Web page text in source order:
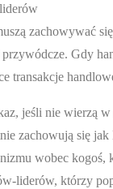
zachowywać
Gdy
transakcje
jeśli nie wierzą w
zachowują się
wobec
liderów, którzy